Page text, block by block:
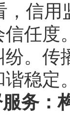
用
任度
。传
谐稳定
务：